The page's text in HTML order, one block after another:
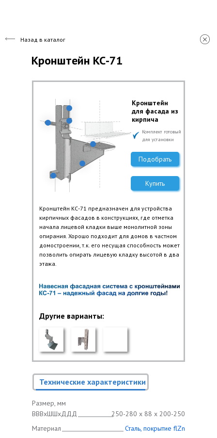
Кронштейн КС-71
Кронштейн КС-71 предназначен для устройства
кирпичных фасадов в конструкциях, где отметка
начала лицевой кладки выше монолитной зоны
опирания. Хорошо подходит для домов в частном
домостроении, т.к. его несущая способность может
позволить опирать лицевую кладку высотой в два
этажа.
Технические характеристики
Назад в каталог
Кронштейн
для фасада из
кирпича
Другие варианты:
Комплект готовый
для установки
Подобрать
Размер, мм
ВВВхШШхДДД
Материал
250-280 х 88 х 200-250
Сталь, покрытие flZn
Купить